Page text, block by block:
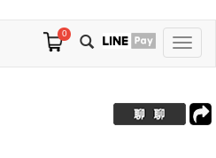
切
換
航
0